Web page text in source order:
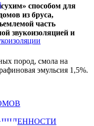
способом для
из бруса,
часть
звукоизоляцией и
пород, смола на
эмульсия 1,5%.